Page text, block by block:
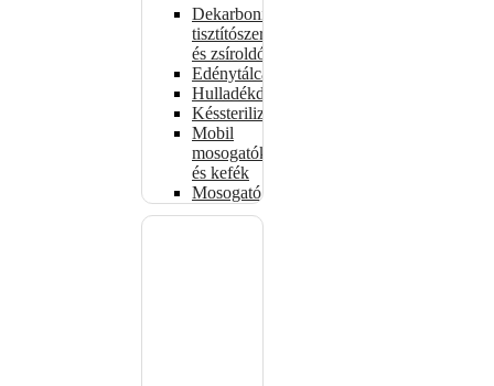
Dekarbonizáló
tisztítószerek
és zsíroldók
Edénytálcák
Hulladékdarálók
Késsterilizátorok
Mobil
mosogatók
és kefék
Mosogatógépkosarak